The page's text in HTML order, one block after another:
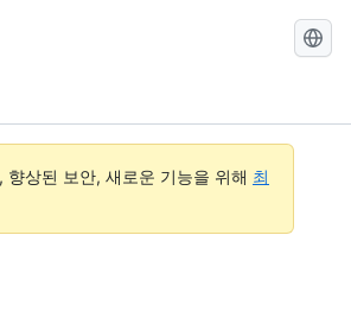
GitHub
색
상된 보안, 새로운 기능을 위해 최